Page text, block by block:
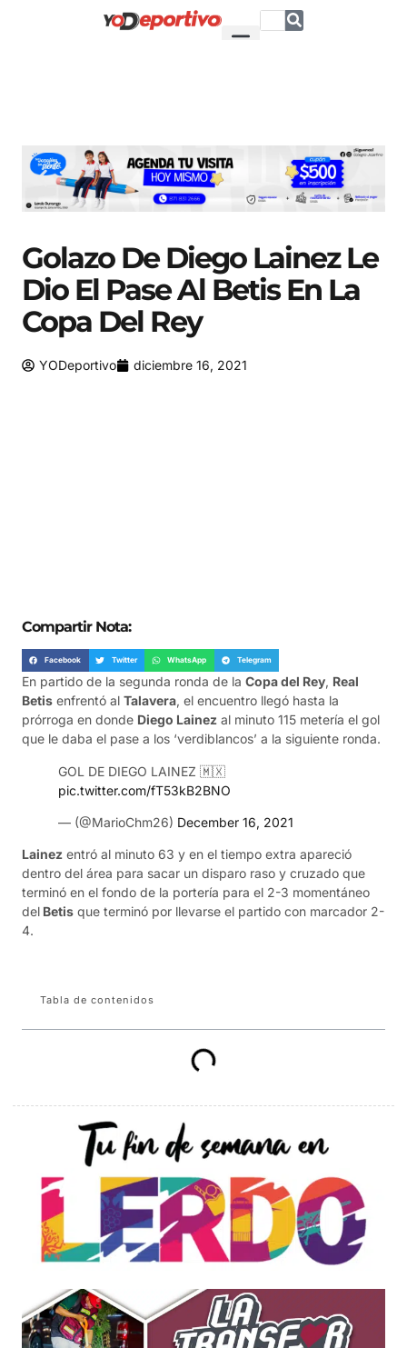
Golazo De Diego Lainez Le
Dio El Pase Al Betis En La
Copa Del Rey
YODeportivo diciembre 16, 2021
Compartir Nota:
Facebook Twitter WhatsApp Telegram
En partido de la segunda ronda de la Copa del Rey, Real
Betis enfrentó al Talavera, el encuentro llegó hasta la
prórroga en donde Diego Lainez al minuto 115 metería el gol
que le daba el pase a los ‘verdiblancos’ a la siguiente ronda.
GOL DE DIEGO LAINEZ 🇲🇽
pic.twitter.com/fT53kB2BNO
— (@MarioChm26) December 16, 2021
Lainez entró al minuto 63 y en el tiempo extra apareció
dentro del área para sacar un disparo raso y cruzado que
terminó en el fondo de la portería para el 2-3 momentáneo
del Betis que terminó por llevarse el partido con marcador 2-
4.
Tabla de contenidos